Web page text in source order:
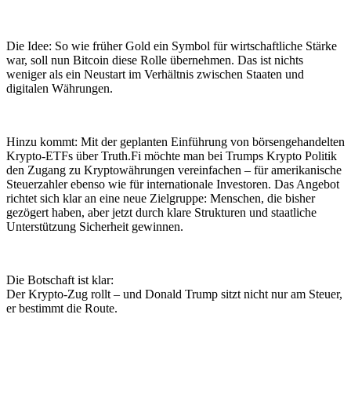
Die Idee: So wie früher Gold ein Symbol für wirtschaftliche Stärke
war, soll nun Bitcoin diese Rolle übernehmen. Das ist nichts
weniger als ein Neustart im Verhältnis zwischen Staaten und
digitalen Währungen.
Hinzu kommt: Mit der geplanten Einführung von börsengehandelten
Krypto-ETFs über Truth.Fi möchte man bei Trumps Krypto Politik
den Zugang zu Kryptowährungen vereinfachen – für amerikanische
Steuerzahler ebenso wie für internationale Investoren. Das Angebot
richtet sich klar an eine neue Zielgruppe: Menschen, die bisher
gezögert haben, aber jetzt durch klare Strukturen und staatliche
Unterstützung Sicherheit gewinnen.
Die Botschaft ist klar:
Der Krypto-Zug rollt – und Donald Trump sitzt nicht nur am Steuer,
er bestimmt die Route.